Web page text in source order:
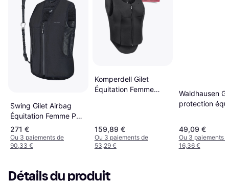
Swing Gilet Airbag
Équitation Femme P25
- Noir
271 €
Ou 3 paiements de
90,33 €
Komperdell Gilet
Équitation Femme
159,89 €
Ou 3 paiements de
53,29 €
Waldhausen
protection
49,09 €
Ou 3 paiements
16,36 €
Détails du produit